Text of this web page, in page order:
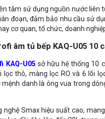
tâm sử dụng nguồn nước liên
đoạn, đảm bảo nhu cầu sử
cơ quan, tổ chức, doanh
âm tủ bếp KAQ-U05 10
KAQ-U05 sở hữu hệ thống 10
thô, màng lọc RO và 6 lõi
danh là ông vua trong
nghệ Smax hiệu suất cao,